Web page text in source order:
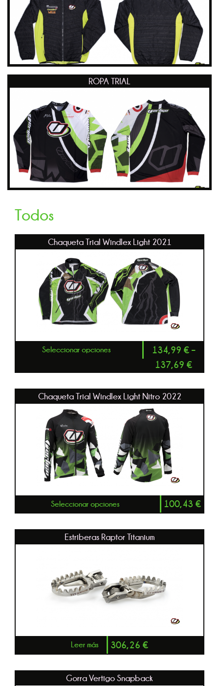
ROPA TRIAL
Todos
Chaqueta Trial Windlex Light 2021
Seleccionar opciones 134,99€ –
137,69€
Chaqueta Trial Windlex Light Nitro 2022
Seleccionar opciones 100,43 €
Estriberas Raptor Titanium
Leer más 306,26 €
Gorra Vertigo Snapback